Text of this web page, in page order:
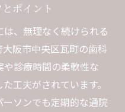
ポイント
、無理なく続けられる
阪市中央区瓦町の歯科
診療時間の柔軟性な
工夫がされています。
ソンでも定期的な通院